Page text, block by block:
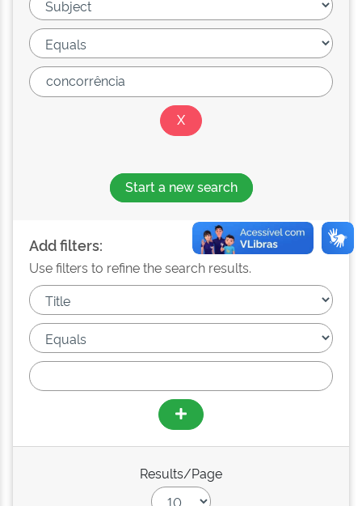
Start a new search
Add filters:
Use filters to refine the search results.
Results/Page